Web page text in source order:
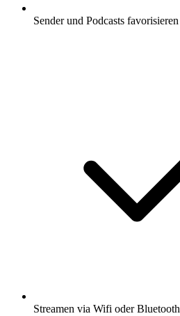
Sender und Podcasts favorisieren
Streamen via Wifi oder Bluetooth